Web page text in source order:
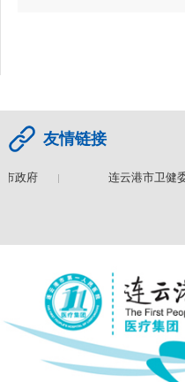
友情链接
政府 连云港市卫健委